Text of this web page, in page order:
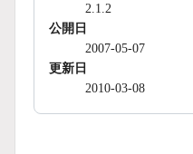
2.1.2
公開日
2007-05-07
更新日
2010-03-08